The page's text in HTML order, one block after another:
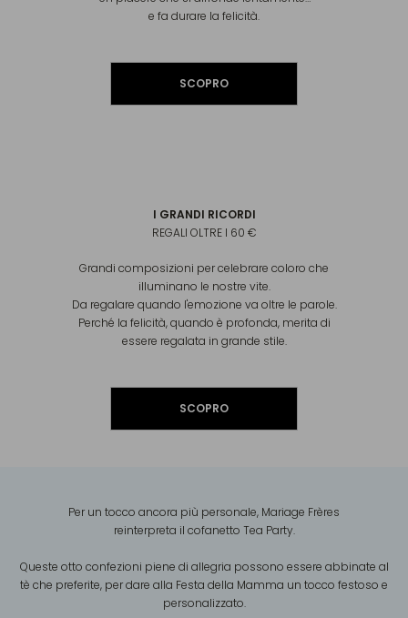
e fa durare la felicità.
SCOPRO
I GRANDI RICORDI
REGALI OLTRE I 60 €
Grandi composizioni per celebrare coloro che
illuminano le nostre vite.
Da regalare quando l'emozione va oltre le parole.
Perché la felicità, quando è profonda, merita di
essere regalata in grande stile.
SCOPRO
Per un tocco ancora più personale, Mariage Frères
reinterpreta il cofanetto Tea Party.
Queste otto confezioni piene di allegria possono essere abbinate al
tè che preferite, per dare alla Festa della Mamma un tocco festoso e
personalizzato.